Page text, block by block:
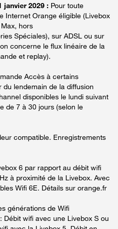
janvier 2029 : Pour toute
Internet Orange éligible (Livebox
hors
Spéciales), sur ADSL ou sur
concerne le flux linéaire de la
et replay).
Accès à certains
du lendemain de la diffusion
disponibles le lundi suivant
de 7 à 30 jours (selon le
compatible. Enregistrements
6 par rapport au débit wifi
à proximité de la Livebox. Avec
Wifi 6E. Détails sur orange.fr
générations de Wifi
wifi avec une Livebox S ou